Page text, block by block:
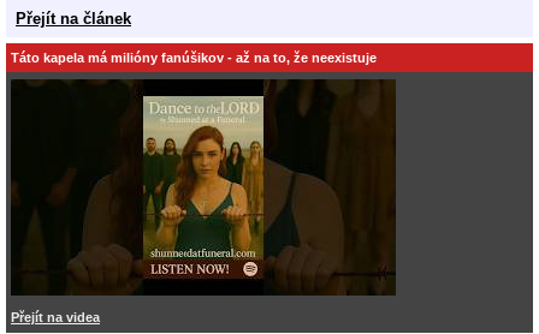
Přejít na článek
Táto kapela má milióny fanúšikov - až na to, že neexistuje
Přejít na videa